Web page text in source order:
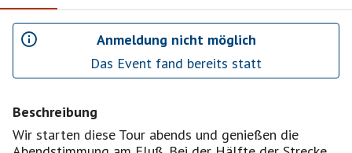
Anmeldung nicht möglich
Das Event fand bereits statt
Beschreibung
Wir starten diese Tour abends und genießen die